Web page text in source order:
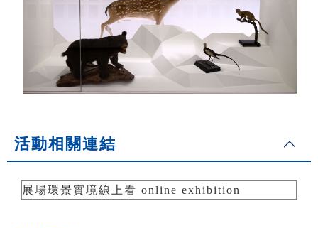
活動相關連結
展場環景實境線上看 online exhibition